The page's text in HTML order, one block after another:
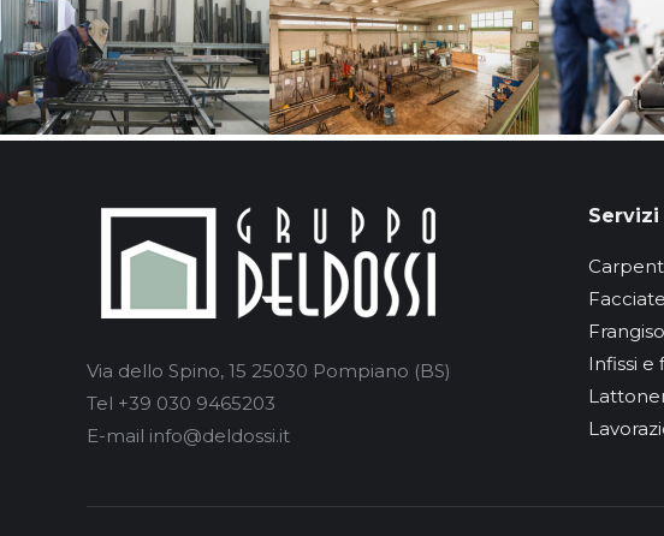
Via dello Spino, 15 25030 Pompiano (BS)
Tel +39 030 9465203
E-mail info@deldossi.it
Servizi
Infissi e